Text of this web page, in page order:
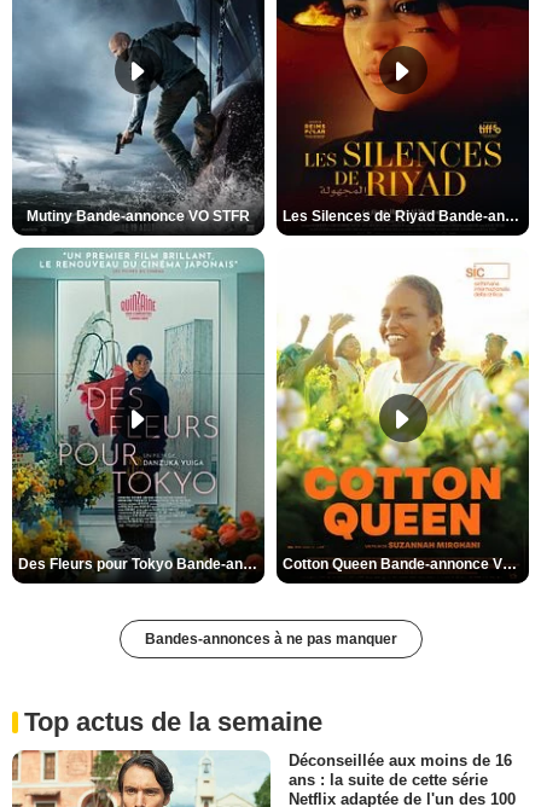
Mutiny Bande-annonce VO STFR Les Silences de Riyad Bande-annonce VO STFR
Des Fleurs pour Tokyo Bande-annonce VO STFR Cotton Queen Bande-annonce VO STFR
Bandes-annonces à ne pas manquer
Top actus de la semaine
Déconseillée aux moins de 16
ans : la suite de cette série
Netflix adaptée de l'un des 100